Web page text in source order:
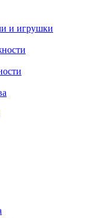
и игрушки